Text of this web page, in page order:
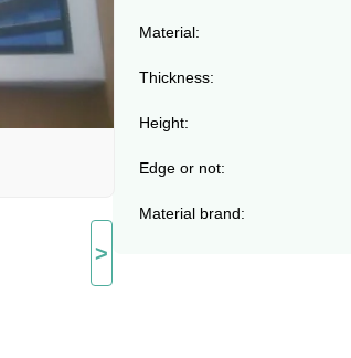
>
Material:
Thickness:
Height:
Edge or not:
Material brand: